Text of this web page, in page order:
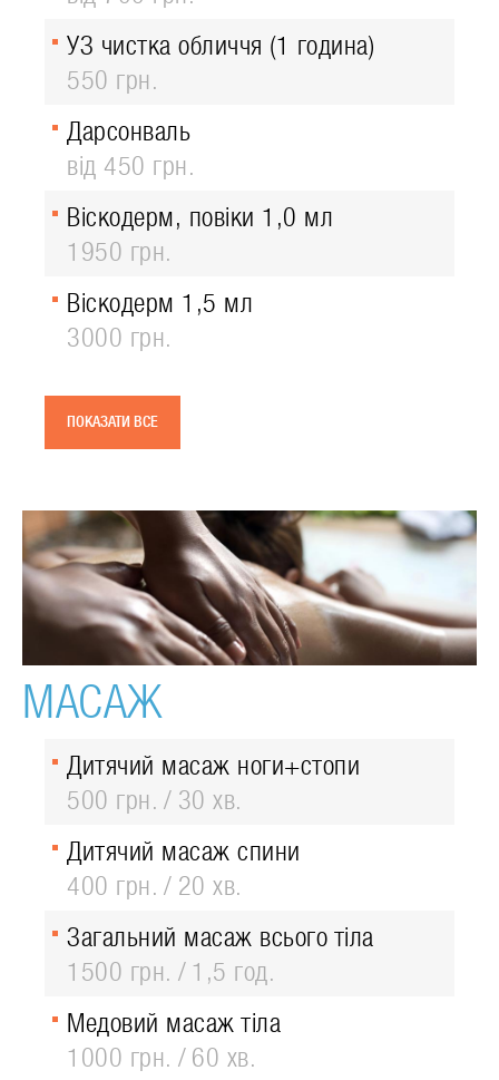
УЗ чистка обличчя (1 година)
550 грн.
Дарсонваль
від 450 грн.
Віскодерм, повіки 1,0 мл
1950 грн.
Віскодерм 1,5 мл
3000 грн.
ПОКАЗАТИ ВСЕ
МАСАЖ
Дитячий масаж ноги+стопи
500 грн.
30 хв.
Дитячий масаж спини
400 грн.
20 хв.
Загальний масаж всього тіла
1500 грн.
1,5 год.
Медовий масаж тіла
1000 грн.
60 хв.